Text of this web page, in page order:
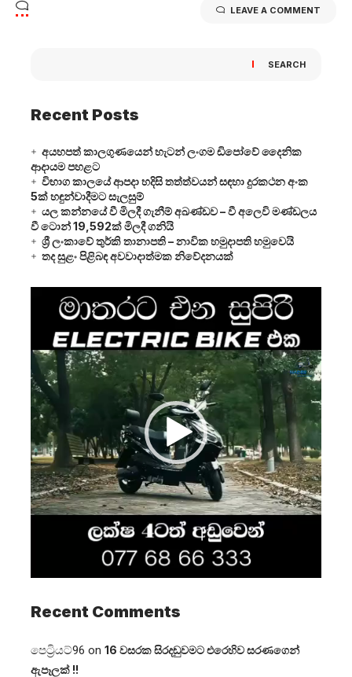
LEAVE A COMMENT
SEARCH
Recent Posts
අයහපත් කාලගුණයෙන් හැටන් ලංගම ඩිපෝවේ දෛනික
ආදායම පහළට
විභාග කාලයේ ආපදා හදිසි තත්ත්වයන් සඳහා දුරකථන අංක
5ක් හඳුන්වාදීමට සැලසුම්
යල කන්නයේ වී මිලදී ගැනීම් අඛණ්ඩව – වී අලෙවි මණ්ඩලය
වී ටොන් 19,592ක් මිලදී ගනියි
ශ්‍රී ලංකාවේ තුර්කි තානාපති – නාවික හමුදාපති හමුවෙයි
තද සුළං පිළිබඳ අවවාදාත්මක නිවේදනයක්
Player
Recent Comments
පෙට්‍රියට්96 on 16 වසරක සිරදඬුවමට එරෙහිව සරණගෙන්
ඇපෑලක් !!